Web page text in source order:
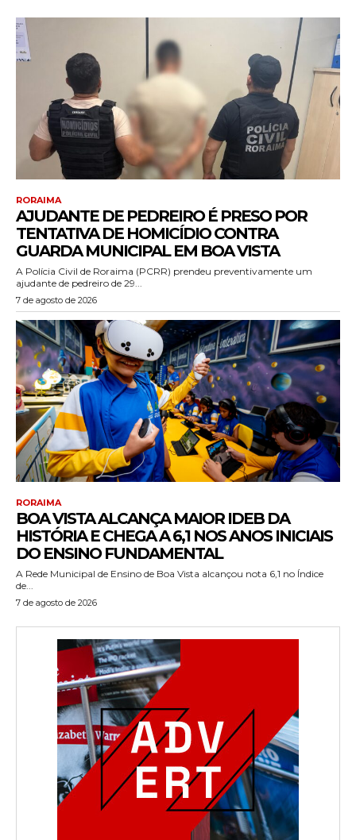
RORAIMA
AJUDANTE DE PEDREIRO É PRESO POR
TENTATIVA DE HOMICÍDIO CONTRA
GUARDA MUNICIPAL EM BOA VISTA
A Polícia Civil de Roraima (PCRR) prendeu preventivamente um
ajudante de pedreiro de 29...
7 de agosto de 2026
RORAIMA
BOA VISTA ALCANÇA MAIOR IDEB DA
HISTÓRIA E CHEGA A 6,1 NOS ANOS INICIAIS
DO ENSINO FUNDAMENTAL
A Rede Municipal de Ensino de Boa Vista alcançou nota 6,1 no Índice
de...
7 de agosto de 2026